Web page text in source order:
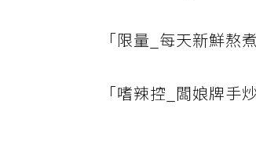
「限量_每天新鮮熬
「嗜辣控_闆娘牌手